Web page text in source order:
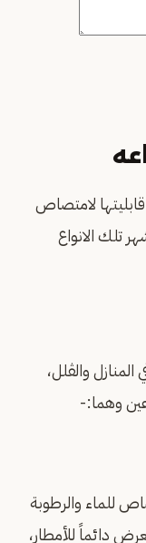
لامتصاص
تلك الانواع
والڤلل،
وهما:-
للماء والرطوبة
دائماً للأمطار،